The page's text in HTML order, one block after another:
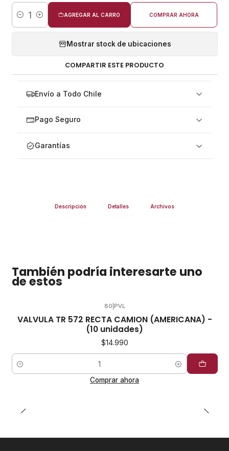
Cantidad
AGREGAR AL CARRO COMPRAR AHORA
Mostrar stock de ubicaciones
COMPARTIR ESTE PRODUCTO
Envío a Todo Chile
Pago Seguro
Garantías
Descripción Detalles Archivos
También podría interesarte uno
de estos
80 PVL
VALVULA TR 572 RECTA CAMION (AMERICANA) -
(10 unidades)
$14.990
Cantidad
Comprar ahora